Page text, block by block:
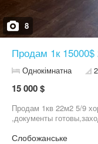
8
Продам 1к 15000$
Однокімнатна
15 000 $
Продам 1кв 22м2 5/9
,документы
Слобожанське